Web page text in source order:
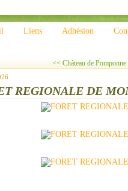
Liens Adhésion
<< Château de
REGIONALE DE